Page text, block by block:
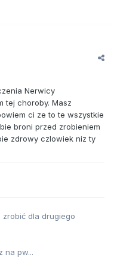
Nerwicy
tej choroby. Masz
ci ze to te wszystkie
broni przed zrobieniem
zdrowy czlowiek niz ty
zrobić dla drugiego
na pw...